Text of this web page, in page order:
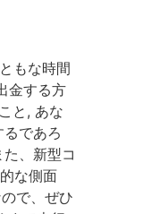
もな時間
金する方
と, あな
であろ
、新型コ
な側面
で、ぜひ